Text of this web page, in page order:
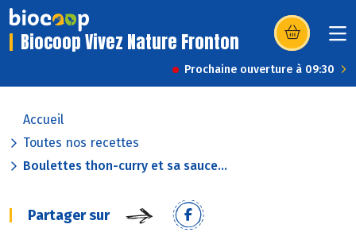
Biocoop Vivez Nature Fronton (s’ouvre dans
Prochaine ouverture à 09:30
Accueil
Toutes nos recettes
Boulettes thon-curry et sa sauce...
Partager sur